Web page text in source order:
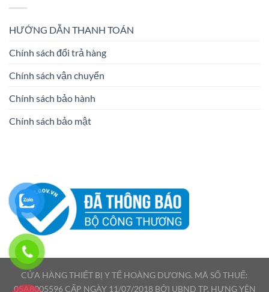
HƯỚNG DẪN THANH TOÁN
Chính sách đổi trả hàng
Chính sách vận chuyển
Chính sách bảo hành
Chính sách bảo mật
CỬA HÀNG THIẾT BỊ Y TẾ HOÀNG DƯƠNG. MÃ SỐ THUẾ:
05A8005596 CẤP NGÀY 11/07/2018 BỞI UBND TP. HƯNG YÊN